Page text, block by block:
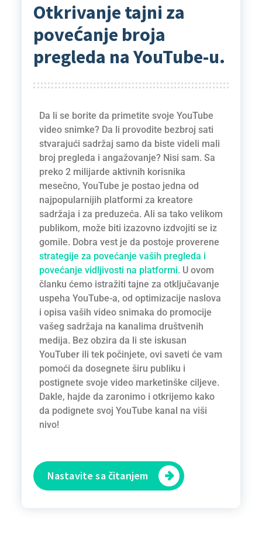
Otkrivanje tajni za
povećanje broja
pregleda na YouTube-u.
Da li se borite da primetite svoje YouTube
video snimke? Da li provodite bezbroj sati
stvarajući sadržaj samo da biste videli mali
broj pregleda i angažovanje? Nisi sam. Sa
preko 2 milijarde aktivnih korisnika
mesečno, YouTube je postao jedna od
najpopularnijih platformi za kreatore
sadržaja i za preduzeća. Ali sa tako velikom
publikom, može biti izazovno izdvojiti se iz
gomile. Dobra vest je da postoje proverene
strategije za povećanje vaših pregleda i
povećanje vidljivosti na platformi.U ovom
članku ćemo istražiti tajne za otključavanje
uspeha YouTube-a, od optimizacije naslova
i opisa vaših video snimaka do promocije
vašeg sadržaja na kanalima društvenih
medija. Bez obzira da li ste iskusan
YouTuber ili tek počinjete, ovi saveti će vam
pomoći da dosegnete širu publiku i
postignete svoje video marketinške ciljeve.
Dakle, hajde da zaronimo i otkrijemo kako
da podignete svoj YouTube kanal na viši
nivo!
Nastavite sa čitanjem